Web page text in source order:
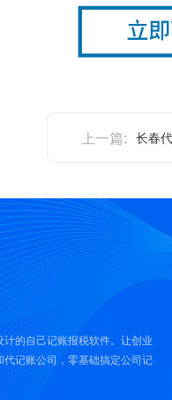
上一篇: 长春
的自己记账报税软件。让创业
记账公司，零基础搞定公司记